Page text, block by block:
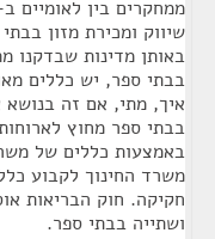
שיווק ומכירת מזון
באותן מדינות שבדקנו
בבתי ספר, יש כללים
איך, מתי, אם זה בנושא
בבתי ספר מחוץ
באמצעות כללים של
משרד החינוך לקבוע
חקיקה. חוק הבריאות
ושתייה בבתי ספר.